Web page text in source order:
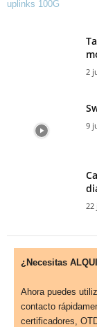
2
9
22
¿Necesitas
Ahora puedes
contacto
certificadores,